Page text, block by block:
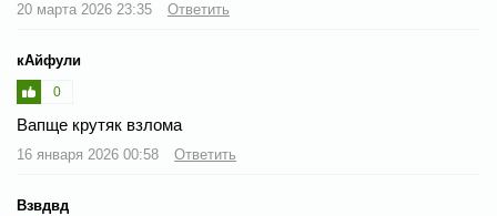
20 марта 2026 23:35 Ответить
кАйфули
0
Вапще крутяк взлома
16 января 2026 00:58 Ответить
Взвдвд